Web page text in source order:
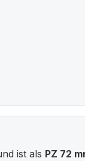
ist als PZ 72